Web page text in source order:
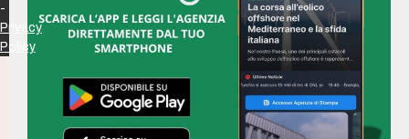
-
Privacy
Policy